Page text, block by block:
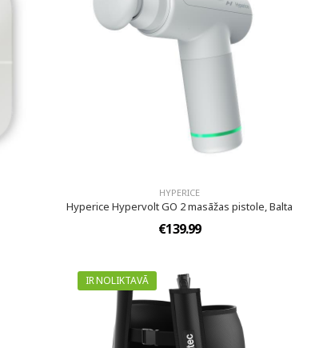
HYPERICE
Hyperice Hypervolt GO 2 masāžas pistole, Balta
€139.99
IR NOLIKTAVĀ